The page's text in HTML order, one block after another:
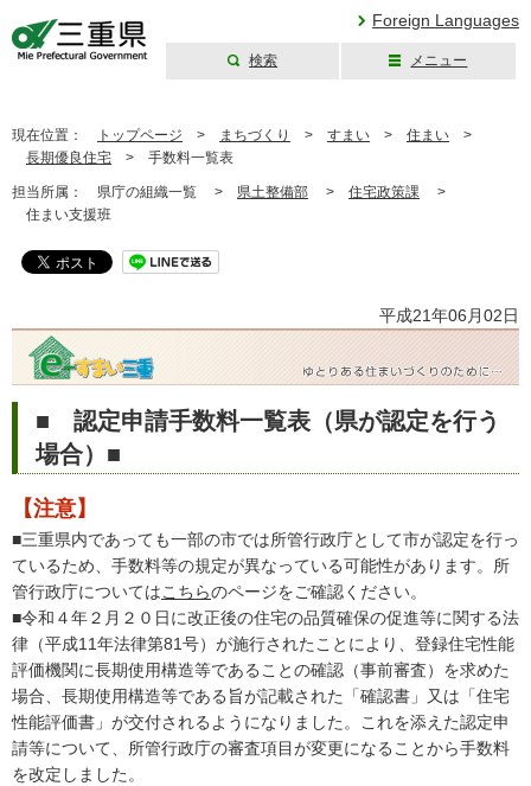
Foreign Languages
検索 メニュー
現在位置： トップページ > まちづくり > すまい > 住まい >
長期優良住宅 > 手数料一覧表
担当所属： 県庁の組織一覧 > 県土整備部 > 住宅政策課 >
住まい支援班
平成21年06月02日
■ 認定申請手数料一覧表（県が認定を行う
場合）■
【注意】
■三重県内であっても一部の市では所管行政庁として市が認定を行っ
ているため、手数料等の規定が異なっている可能性があります。所
管行政庁についてはこちらのページをご確認ください。
■令和４年２月２０日に改正後の住宅の品質確保の促進等に関する法
律（平成11年法律第81号）が施行されたことにより、登録住宅性能
評価機関に長期使用構造等であることの確認（事前審査）を求めた
場合、長期使用構造等である旨が記載された「確認書」又は「住宅
性能評価書」が交付されるようになりました。これを添えた認定申
請等について、所管行政庁の審査項目が変更になることから手数料
を改定しました。